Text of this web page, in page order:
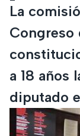
La
Congreso
a 18 años
diputado